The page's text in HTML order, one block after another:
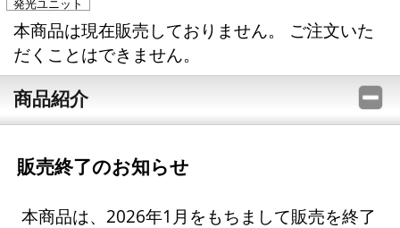
発光ユニット
本商品は現在販売しておりません。 ご注文いた
だくことはできません。
商品紹介
販売終了のお知らせ
本商品は、2026年1月をもちまして販売を終了